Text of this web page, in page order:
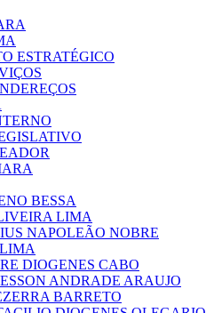
ESTRATÉGICO
BESSA
LIMA
NAPOLEÃO NOBRE
DIOGENES CABO
ANDRADE ARAUJO
BARRETO